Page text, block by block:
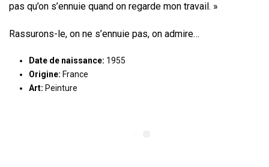
pas qu’on s’ennuie quand on regarde mon travail. »
Rassurons-le, on ne s’ennuie pas, on admire…
Date de naissance: 1955
Origine: France
Art: Peinture